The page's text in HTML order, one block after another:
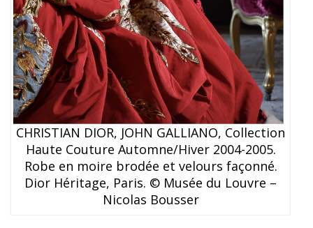
CHRISTIAN DIOR, JOHN GALLIANO, Collection
Haute Couture Automne/Hiver 2004-2005.
Robe en moire brodée et velours façonné.
Dior Héritage, Paris. © Musée du Louvre –
Nicolas Bousser